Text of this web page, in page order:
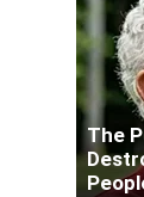
The